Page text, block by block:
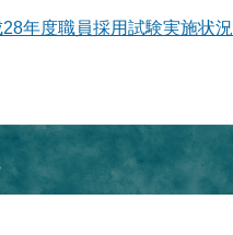
年度職員採用試験実施状況